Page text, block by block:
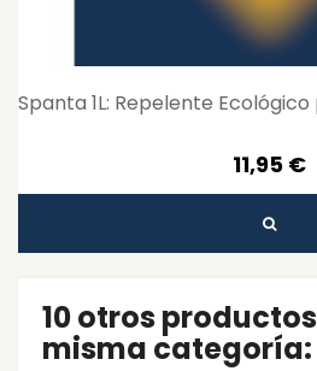
Spanta 1L: Repelente
11,95 €
10 otros
misma categoría: